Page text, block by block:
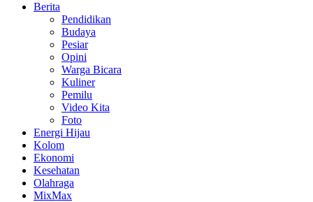
Berita
Pendidikan
Budaya
Pesiar
Opini
Warga Bicara
Kuliner
Pemilu
Video Kita
Foto
Energi Hijau
Kolom
Ekonomi
Kesehatan
Olahraga
MixMax